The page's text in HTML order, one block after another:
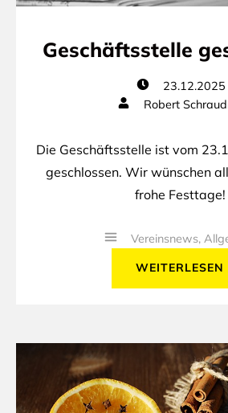
Geschäftsstelle
23.12.2025
Robert
Die Geschäftsstelle ist vom
geschlossen. Wir wünschen
frohe Festtage!
Vereinsnews,
WEITERLESEN